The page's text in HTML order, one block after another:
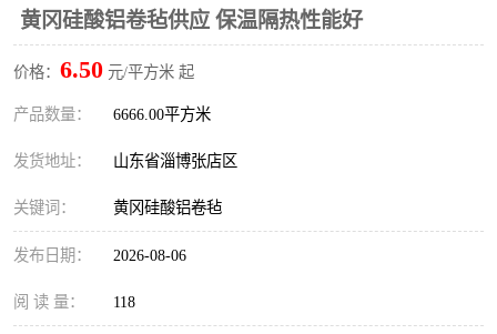
黄冈硅酸铝卷毡供应 保温隔热性能好
价格： 6.50 元/平方米 起
产品数量： 6666.00平方米
发货地址： 山东省淄博张店区
关键词： 黄冈硅酸铝卷毡
发布日期： 2026-08-06
阅 读 量： 118